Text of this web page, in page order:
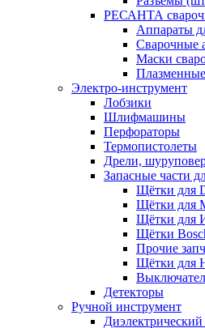
РЕСАНТА
Аппараты
Сварочные
Маски
Электро-инструмент
Лобзики
Шлифмашины
Перфораторы
Термопистолеты
Дрели,
Запасные части
Щётки для
Щётки для
Щётки для
Щётки
Прочие
Щётки для
Детекторы
Ручной инструмент